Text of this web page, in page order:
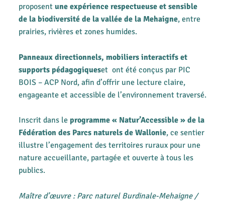
proposent une expérience respectueuse et sensible
de la biodiversité de la vallée de la Mehaigne, entre
prairies, rivières et zones humides.
Panneaux directionnels, mobiliers interactifs et
supports pédagogiqueset ont été conçus par PIC
BOIS – ACP Nord, afin d’offrir une lecture claire,
engageante et accessible de l’environnement traversé.
Inscrit dans le programme « Natur’Accessible » de la
Fédération des Parcs naturels de Wallonie, ce sentier
illustre l’engagement des territoires ruraux pour une
nature accueillante, partagée et ouverte à tous les
publics.
Maître d’œuvre : Parc naturel Burdinale-Mehaigne /